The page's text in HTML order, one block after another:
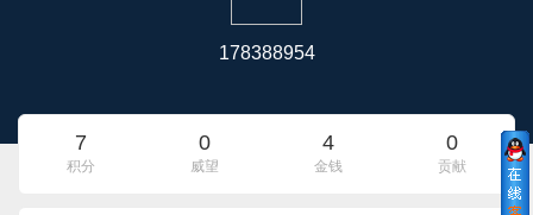
178388954
7
积分
0
威望
4
金钱
0
贡献